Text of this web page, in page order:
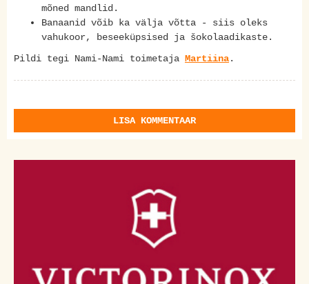
mõned mandlid.
Banaanid võib ka välja võtta - siis oleks
vahukoor, beseeküpsised ja šokolaadikaste.
Pildi tegi Nami-Nami toimetaja Martiina.
LISA KOMMENTAAR